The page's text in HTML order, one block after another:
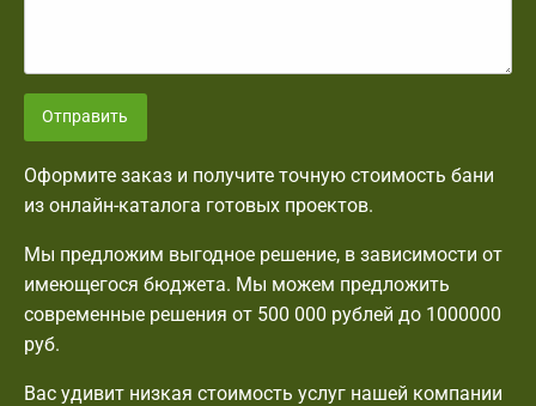
Отправить
Оформите заказ и получите точную стоимость бани
из онлайн-каталога готовых проектов.
Мы предложим выгодное решение, в зависимости от
имеющегося бюджета. Мы можем предложить
современные решения от 500 000 рублей до 1000000
руб.
Вас удивит низкая стоимость услуг нашей компании